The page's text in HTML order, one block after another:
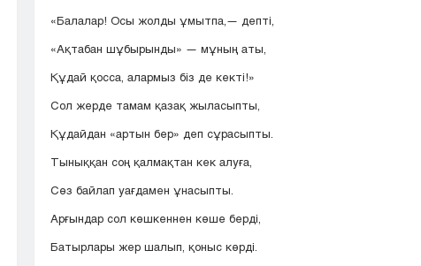
«Балалар! Осы жолды ұмытпа,— депті,
«Ақтабан шұбырынды» — мұның аты,
Құдай қосса, алармыз біз де кекті!»
Сол жерде тамам қазақ жыласыпты,
Құдайдан «артын бер» деп сұрасыпты.
Тыныққан соң қалмақтан кек алуға,
Сөз байлап уағдамен ұнасыпты.
Арғындар сол көшкеннен көше берді,
Батырлары жер шалып, қоныс көрді.